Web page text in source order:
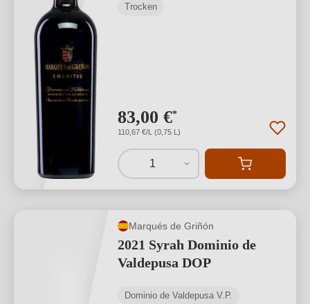
Trocken
83,00 €*
110,67 €/L (0,75 L)
1
Marqués de Griñón
2021 Syrah Dominio de
Valdepusa DOP
Dominio de Valdepusa V.P.